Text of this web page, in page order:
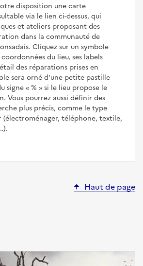
disposition une carte
via le lien ci-dessus, qui
et ateliers proposant des
dans la communauté de
Cliquez sur un symbole
du lieu, ses labels
des réparations prises en
sera orné d'une petite pastille
signe
%
si le lieu propose le
Vous pourrez aussi définir des
plus précis, comme le type
(électroménager, téléphone, textile,
Haut de page